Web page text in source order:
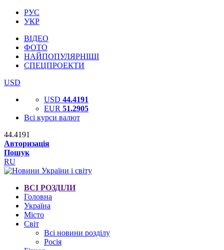
РУС
УКР
ВІДЕО
ФОТО
НАЙПОПУЛЯРНІШІ
СПЕЦПРОЕКТИ
USD
USD 44.4191
EUR 51.2905
Всі курси валют
44.4191
Авторизація
Пошук
RU
ВСІ РОЗДІЛИ
Головна
Україна
Місто
Світ
Всі новини розділу
Росія